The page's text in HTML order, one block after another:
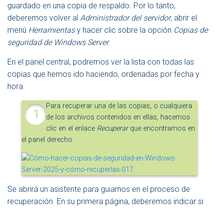
guardado en una copia de respaldo. Por lo tanto,
deberemos volver al Administrador del servidor, abrir el
menú Herramientasy hacer clic sobre la opción Copias de
seguridad de Windows Server.
En el panel central, podremos ver la lista con todas las
copias que hemos ido haciendo, ordenadas por fecha y
hora.
Para recuperar una de las copias, o cualquiera
de los archivos contenidos en ellas, hacemos
clic en el enlace Recuperarque encontramos en
el panel derecho.
Se abrirá un asistente para guiarnos en el proceso de
recuperación. En su primera página, deberemos indicar si